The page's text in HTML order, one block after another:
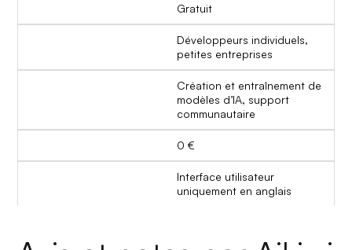
Gratuit
Développeurs individuels,
petites entreprises
Création et entraînement de
modèles d’IA, support
communautaire
0 €
Interface utilisateur
uniquement en anglais